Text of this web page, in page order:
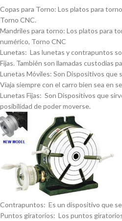
Copas para Torno: Los platos para
Torno CNC.
Mandriles para torno: Los platos para
numérico, Torno CNC
Lunetas: Las lunetas y contrapuntos
Fijas. También son llamadas custodias
Lunetas Móviles: Son Dispositivos que
Viaja siempre con el carro bien sea en
Lunetas Fijas: Son Dispositivos que
posibilidad de poder moverse.
Contrapuntos: Es un dispositivo que
Puntos giratorios: Los puntos